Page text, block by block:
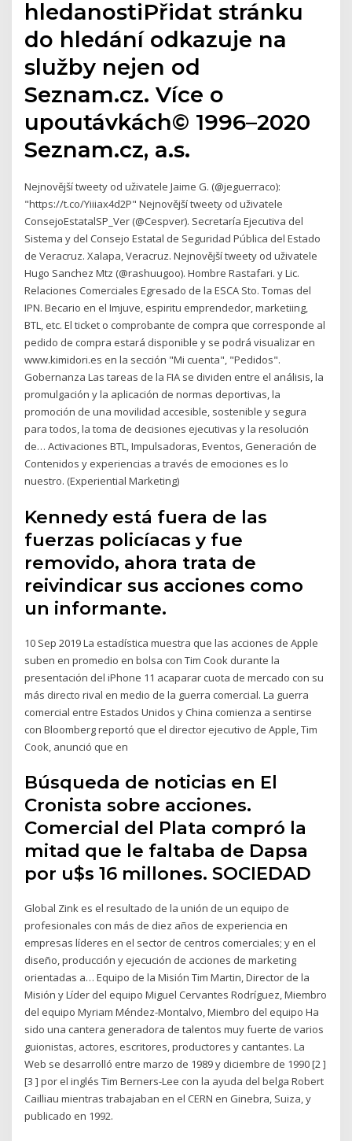
hledanostiPřidat stránku
do hledání odkazuje na
služby nejen od
Seznam.cz. Více o
upoutávkách© 1996–2020
Seznam.cz, a.s.
Nejnovější tweety od uživatele Jaime G. (@jeguerraco):
"https://t.co/Yiiiax4d2P" Nejnovější tweety od uživatele
ConsejoEstatalSP_Ver (@Cespver). Secretaría Ejecutiva del
Sistema y del Consejo Estatal de Seguridad Pública del Estado
de Veracruz. Xalapa, Veracruz. Nejnovější tweety od uživatele
Hugo Sanchez Mtz (@rashuugoo). Hombre Rastafari. y Lic.
Relaciones Comerciales Egresado de la ESCA Sto. Tomas del
IPN. Becario en el Imjuve, espiritu emprendedor, marketiing,
BTL, etc. El ticket o comprobante de compra que corresponde al
pedido de compra estará disponible y se podrá visualizar en
www.kimidori.es en la sección "Mi cuenta", "Pedidos".
Gobernanza Las tareas de la FIA se dividen entre el análisis, la
promulgación y la aplicación de normas deportivas, la
promoción de una movilidad accesible, sostenible y segura
para todos, la toma de decisiones ejecutivas y la resolución
de… Activaciones BTL, Impulsadoras, Eventos, Generación de
Contenidos y experiencias a través de emociones es lo
nuestro. (Experiential Marketing)
Kennedy está fuera de las
fuerzas policíacas y fue
removido, ahora trata de
reivindicar sus acciones como
un informante.
10 Sep 2019 La estadística muestra que las acciones de Apple
suben en promedio en bolsa con Tim Cook durante la
presentación del iPhone 11 acaparar cuota de mercado con su
más directo rival en medio de la guerra comercial. La guerra
comercial entre Estados Unidos y China comienza a sentirse
con Bloomberg reportó que el director ejecutivo de Apple, Tim
Cook, anunció que en
Búsqueda de noticias en El
Cronista sobre acciones.
Comercial del Plata compró la
mitad que le faltaba de Dapsa
por u$s 16 millones. SOCIEDAD
Global Zink es el resultado de la unión de un equipo de
profesionales con más de diez años de experiencia en
empresas líderes en el sector de centros comerciales; y en el
diseño, producción y ejecución de acciones de marketing
orientadas a… Equipo de la Misión Tim Martin, Director de la
Misión y Líder del equipo Miguel Cervantes Rodríguez, Miembro
del equipo Myriam Méndez-Montalvo, Miembro del equipo Ha
sido una cantera generadora de talentos muy fuerte de varios
guionistas, actores, escritores, productores y cantantes. La
Web se desarrolló entre marzo de 1989 y diciembre de 1990 [2 ]
[3 ] por el inglés Tim Berners-Lee con la ayuda del belga Robert
Cailliau mientras trabajaban en el CERN en Ginebra, Suiza, y
publicado en 1992.